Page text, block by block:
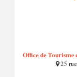
Office de Tourisme
25 rue